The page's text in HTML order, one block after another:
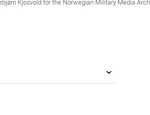
Kjosvold for the Norwegian Military Media